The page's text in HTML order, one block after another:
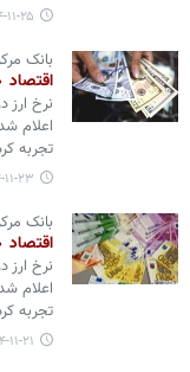
۱۴۰۴-۱۱-
بانک
اقتصاد
اعلام
تجربه
۱۴۰۴-۱۱-
بانک
اقتصاد
اعلام
تجربه
۱۴۰۴-۱۱-